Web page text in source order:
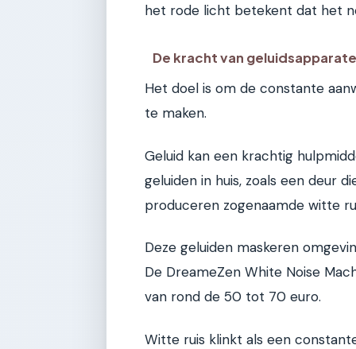
het rode licht betekent dat het
De kracht van
Het doel is om de constante
te maken.
Geluid kan een krachtig
geluiden in huis, zoals een deur
produceren zogenaamde witte
Deze geluiden maskeren
De DreameZen White Noise
van rond de 50 tot 70 euro.
Witte ruis klinkt als een